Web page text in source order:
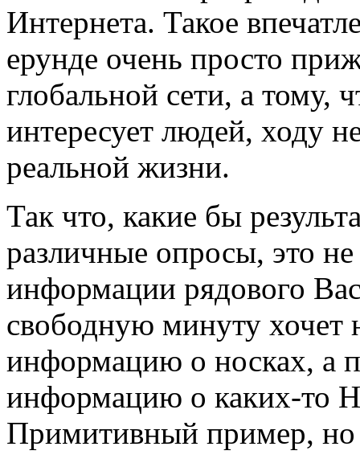
Интернета. Такое
ерунде очень просто
глобальной сети, а тому,
интересует людей, ходу
реальной жизни.
Так что, какие бы
различные опросы, это
информации рядового
свободную минуту хочет
информацию о носках, а
информацию о каких-то
Примитивный пример,